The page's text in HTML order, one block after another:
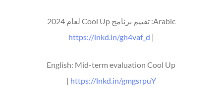
Arabic: تقييم برنامج Cool Up لعام 2024
|
https://lnkd.in/gh4vaf_d
English: Mid-term evaluation Cool Up
| https://lnkd.in/gmgsrpuY